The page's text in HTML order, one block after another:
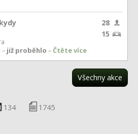
– již proběhlo –Čtěte více
28
15
Všechny akce
134 1745